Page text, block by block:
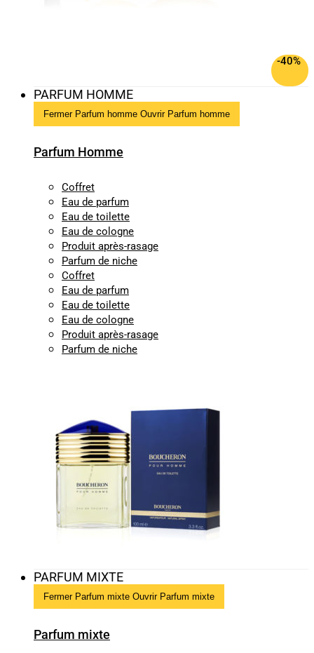
-40%
PARFUM HOMME
Fermer Parfum homme Ouvrir Parfum homme
Parfum Homme
Coffret
Eau de parfum
Eau de toilette
Eau de cologne
Produit après-rasage
Parfum de niche
Coffret
Eau de parfum
Eau de toilette
Eau de cologne
Produit après-rasage
Parfum de niche
PARFUM MIXTE
Fermer Parfum mixte Ouvrir Parfum mixte
Parfum mixte